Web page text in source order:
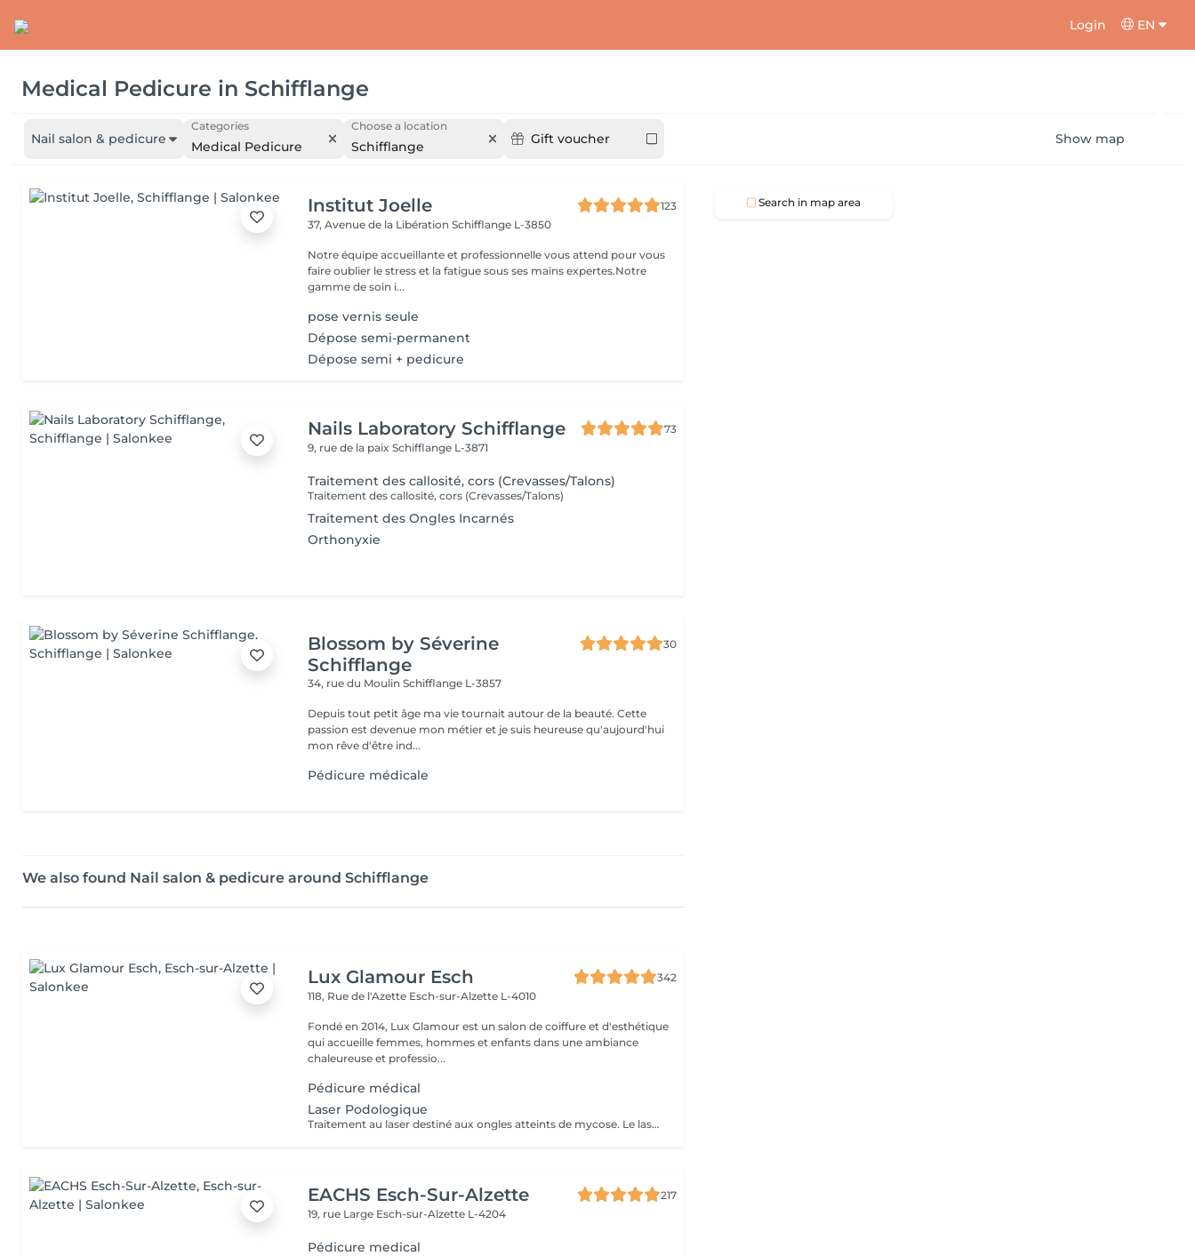
Login EN
Medical Pedicure in Schifflange
Nail salon & pedicure
Categories
Medical Pedicure
Choose a location
Schifflange Gift voucher Show map
Institut Joelle
123
37, Avenue de la LibérationSchifflange L-3850
Notre équipe accueillante et professionnelle vous attend pour vous
faire oublier le stress et la fatigue sous ses mains expertes.Notre
gamme de soin i...
pose vernis seule
Dépose semi-permanent
Dépose semi + pedicure
Nails Laboratory Schifflange
73
9, rue de la paixSchifflange L-3871
Traitement des callosité, cors (Crevasses/Talons)
Traitement des callosité, cors (Crevasses/Talons)
Traitement des Ongles Incarnés
Orthonyxie
Blossom by Séverine
Schifflange
30
34, rue du MoulinSchifflange L-3857
Depuis tout petit âge ma vie tournait autour de la beauté. Cette
passion est devenue mon métier et je suis heureuse qu'aujourd'hui
mon rêve d'être ind...
Pédicure médicale
We also found Nail salon & pedicure around Schifflange
Lux Glamour Esch
342
118, Rue de l'Azette Esch-sur-Alzette L-4010
Fondé en 2014, Lux Glamour est un salon de coiffure et d'esthétique
qui accueille femmes, hommes et enfants dans une ambiance
chaleureuse et professio...
Pédicure médical
Laser Podologique
Traitement au laser destiné aux ongles atteints de mycose. Le laser agit directement sur la zone concernée et complète les soins podologiques afin d'améliorer l'aspect et la santé de l'ongle. Procédure rapide, sûre et non invasive. Le nombre de séances nécessaires peut varier selon l'état de l'ongle et l'évolution du traitement.
EACHS Esch-Sur-Alzette
217
19, rue Large Esch-sur-Alzette L-4204
Pédicure medical
Search in map area